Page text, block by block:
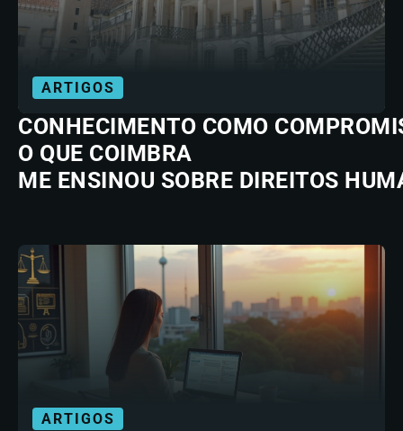
ARTIGOS
CONHECIMENTO COMO
O QUE COIMBRA
ME ENSINOU SOBRE DIREITOS
ARTIGOS